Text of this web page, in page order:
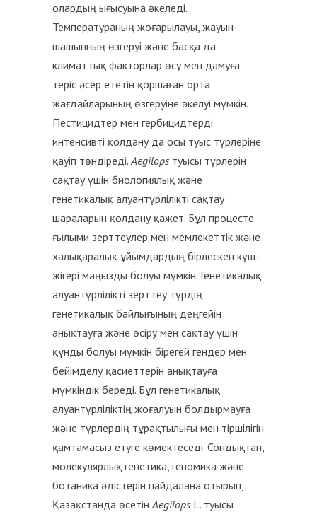
олардың ығысуына әкеледі.
Температураның жоғарылауы, жауын-
шашынның өзгеруі және басқа да
климаттық факторлар өсу мен дамуға
теріс әсер ететін қоршаған орта
жағдайларының өзгеруіне әкелуі мүмкін.
Пестицидтер мен гербицидтерді
интенсивті қолдану да осы туыс түрлеріне
қауіп төндіреді.Aegilops туысы түрлерін
сақтау үшін биологиялық және
генетикалық алуантүрлілікті сақтау
шараларын қолдану қажет. Бұл процесте
ғылыми зерттеулер мен мемлекеттік және
халықаралық ұйымдардың бірлескен күш-
жігері маңызды болуы мүмкін. Генетикалық
алуантүрлілікті зерттеу түрдің
генетикалық байлығының деңгейін
анықтауға және өсіру мен сақтау үшін
құнды болуы мүмкін бірегей гендер мен
бейімделу қасиеттерін анықтауға
мүмкіндік береді. Бұл генетикалық
алуантүрліліктің жоғалуын болдырмауға
және түрлердің тұрақтылығы мен тіршілігін
қамтамасыз етуге көмектеседі. Сондықтан,
молекулярлық генетика, геномика және
ботаника әдістерін пайдалана отырып,
Қазақстанда өсетінAegilops L. туысы